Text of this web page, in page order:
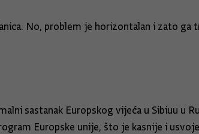
No, problem je horizontalan i zato ga
sastanak Europskog vijeća u Sibiuu u
Europske unije, što je kasnije i